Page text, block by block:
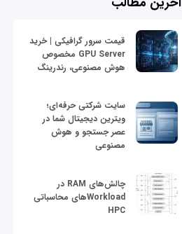
قیمت سرور گرافیکی | خرید
GPU Server مخصوص
هوش مصنوعی، رندرینگ
سایت شرکتی حرفه‌ای؛
ویترین دیجیتال شما در
عصر جستجو و هوش
مصنوعی
چالش‌های RAM در
Workloadهای محاسباتی
HPC